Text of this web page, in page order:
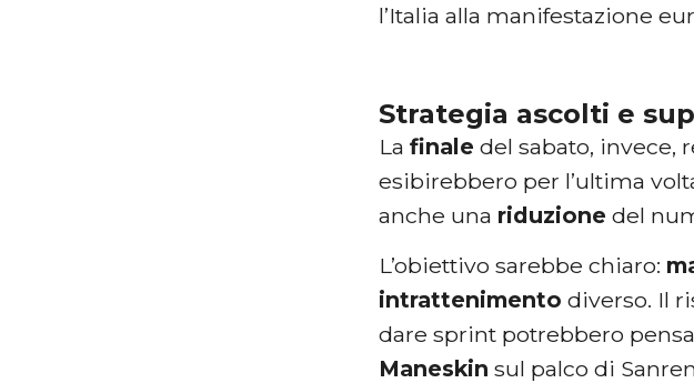
l’Italia alla manifestazione
Strategia ascolti e
Lafinale del sabato, invece,
esibirebbero per l’ultima
anche una riduzione del
L’obiettivo sarebbe chiaro:
intrattenimento diverso. Il
dare sprint potrebbero
Maneskin sul palco di